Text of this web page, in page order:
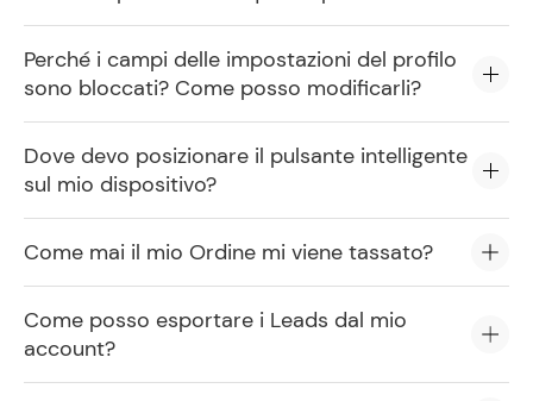
Perché i campi delle impostazioni del profilo
sono bloccati? Come posso modificarli?
Dove devo posizionare il pulsante intelligente
sul mio dispositivo?
Come mai il mio Ordine mi viene tassato?
Come posso esportare i Leads dal mio
account?